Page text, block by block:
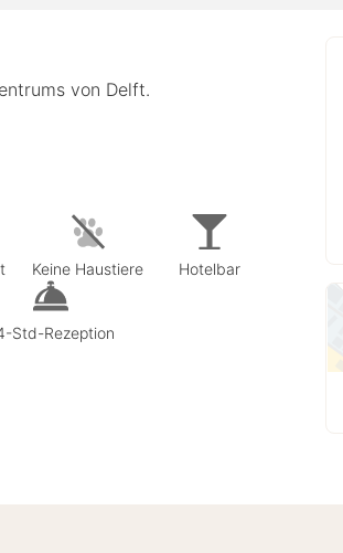
von Delft.
Keine Haustiere Hotelbar
Std-Rezeption